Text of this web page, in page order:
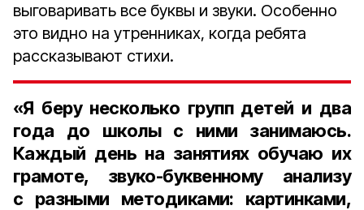
выговаривать все буквы и звуки. Особенно
это видно на утренниках, когда ребята
рассказывают стихи.
«Я беру несколько групп детей и два
года до школы с ними занимаюсь.
Каждый день на занятиях обучаю их
грамоте, звуко-буквенному анализу
с разными методиками: картинками,